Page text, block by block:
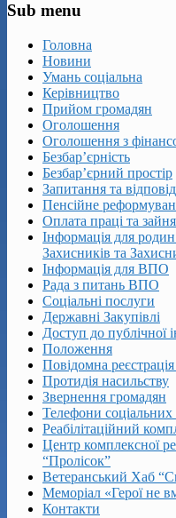
Sub menu
Головна
Новини
Умань соціальна
Керівництво
Прийом громадян
Оголошення
Оголошення з
Безбар’єрність
Безбар’єрний простір
Запитання та
Пенсійне
Оплата праці та
Інформація для
Захисників та
Інформація для ВПО
Рада з питань ВПО
Соціальні послуги
Державні Закупівлі
Доступ до публічної
Положення
Повідомна
Протидія насильству
Звернення громадян
Телефони
Реабілітаційний
Центр комплексної
“Пролісок”
Ветеранський Хаб
Меморіал «Герої не
Контакти